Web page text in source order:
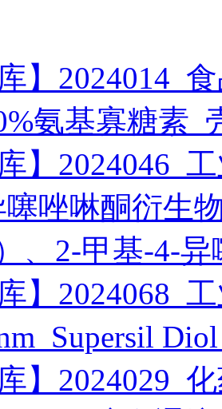
】2024014_
氨基寡糖素
】2024046_
噻唑啉酮衍生
、2-甲基-4-
】2024068_
】2024029_